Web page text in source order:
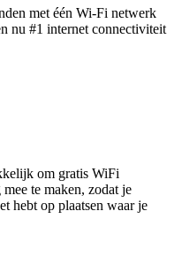
met één Wi-Fi netwerk
nu #1 internet connectiviteit
om gratis WiFi
te maken, zodat je
hebt op plaatsen waar je